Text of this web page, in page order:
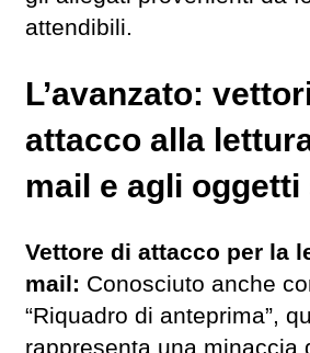
attendibili.
L’avanzato:
attacco alla
mail e agli
Vettore di attacco per la
mail: Conosciuto anche
“Riquadro di anteprima”,
rappresenta una minaccia